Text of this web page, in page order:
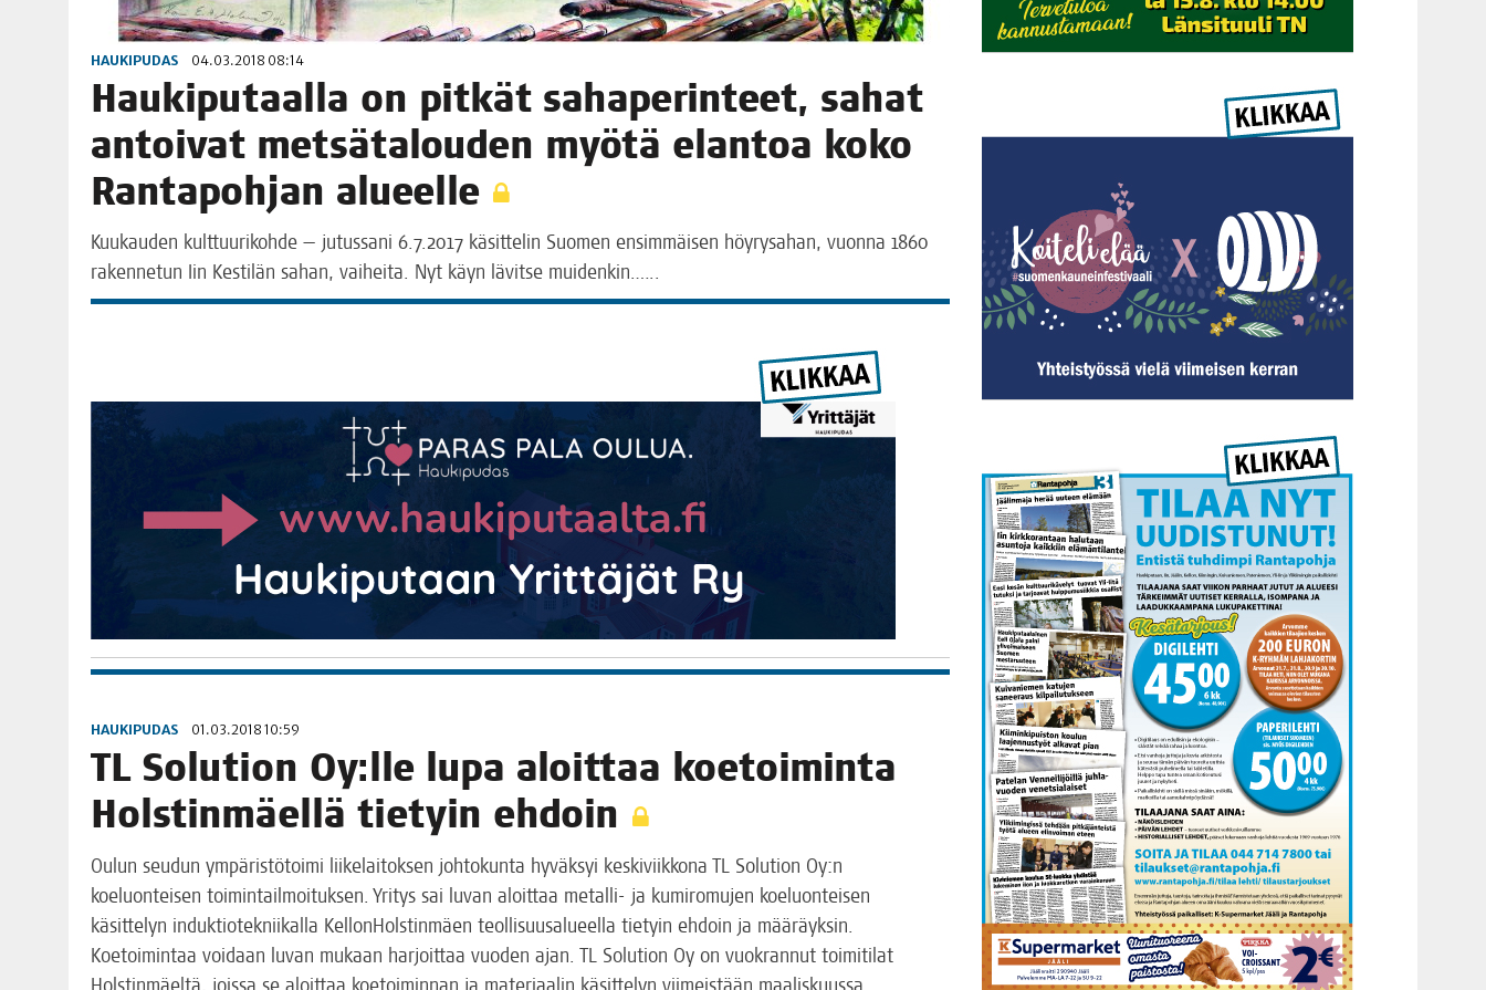
HAUKIPUDAS 04.03.2018 08:14
Hau­ki­pu­taal­la on pit­kät saha­pe­rin­teet, sahat
antoi­vat met­sä­ta­lou­den myö­tä elan­toa koko
Ran­ta­poh­jan alueelle
Kuu­kau­den kult­tuu­ri­koh­de — jutus­sa­ni 6.7.2017 käsit­te­lin Suo­men ensim­mäi­sen höy­ry­sa­han, vuon­na 1860
raken­ne­tun Iin Kes­ti­län sahan, vai­hei­ta. Nyt käyn lävit­se muidenkin.…..
HAUKIPUDAS 01.03.2018 10:59
TL Solu­tion Oy:lle lupa aloit­taa koe­toi­min­ta
Hols­tin­mäel­lä tie­tyin ehdoin
Oulun seu­dun ympä­ris­tö­toi­mi lii­ke­lai­tok­sen joh­to­kun­ta hyväk­syi kes­ki­viik­ko­na TL Solu­tion Oy:n
koe­luon­tei­sen toi­min­tail­moi­tuk­sen. Yri­tys sai luvan aloit­taa metal­li- ja kumi­ro­mu­jen koe­luon­tei­sen
käsit­te­lyn induk­tio­tek­nii­kal­la Kel­lon­Hols­tin­mäen teol­li­suusa­lu­eel­la tie­tyin ehdoin ja mää­räyk­sin.
Koe­toi­min­taa voi­daan luvan mukaan har­joit­taa vuo­den ajan. TL Solu­tion Oy on vuo­kran­nut toi­mi­ti­lat